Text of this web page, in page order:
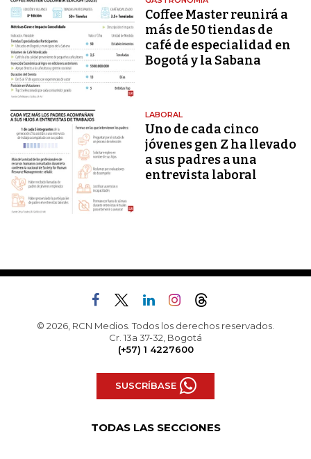
Coffee Master reunirá a
más de 50 tiendas de
café de especialidad en
Bogotá y la Sabana
LABORAL
Uno de cada cinco
jóvenes gen Z ha llevado
a sus padres a una
entrevista laboral
© 2026, RCN Medios. Todos los derechos reservados.
Cr. 13a 37-32, Bogotá
(+57) 1 4227600
SUSCRÍBASE
TODAS LAS SECCIONES